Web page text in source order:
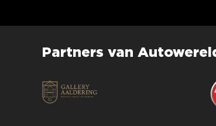
Partners van